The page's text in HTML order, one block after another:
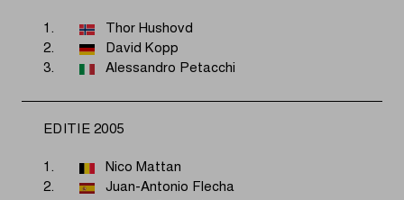
1.
Thor Hushovd
2.
David Kopp
3.
Alessandro Petacchi
EDITIE 2005
1.
Nico Mattan
2.
Juan-Antonio Flecha